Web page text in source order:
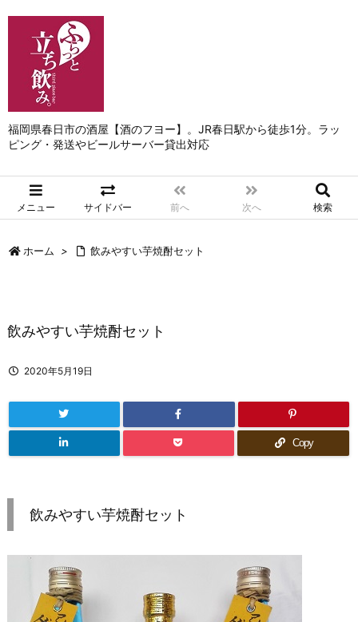
福岡県春日市の酒屋【酒のフヨー】。JR春日駅から徒歩1分。ラッ
ピング・発送やビールサーバー貸出対応
メニュー サイドバー 前へ 次へ 検索
ホーム > 飲みやすい芋焼酎セット
飲みやすい芋焼酎セット
2020年5月19日
Copy
飲みやすい芋焼酎セット